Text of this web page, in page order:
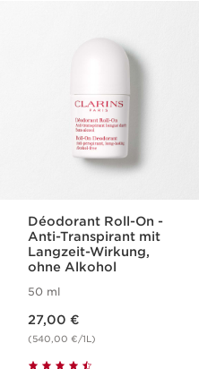
Déodorant Roll-On -
Anti-Transpirant mit
Langzeit-Wirkung,
ohne Alkohol
50 ml
27,00 €
(540,00 €/1L)